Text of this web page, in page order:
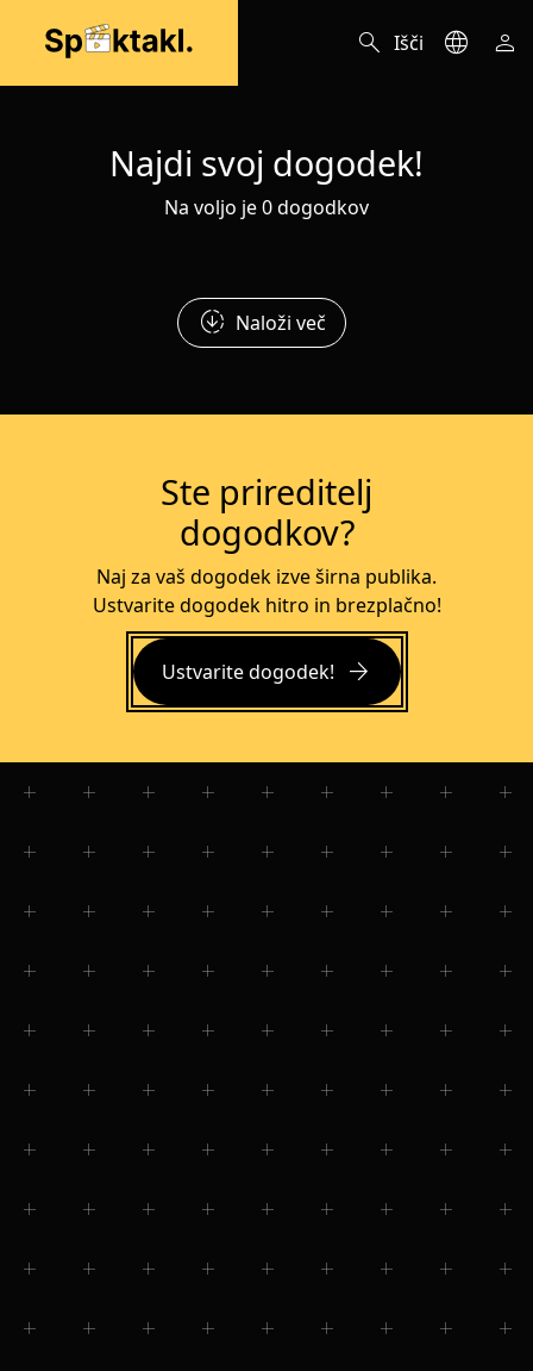
search Išči language person
Najdi svoj dogodek!
Na voljo je 0 dogodkov
downloading Naloži več
Ste prireditelj
dogodkov?
Naj za vaš dogodek izve širna publika.
Ustvarite dogodek hitro in brezplačno!
Ustvarite dogodek! arrow_forward